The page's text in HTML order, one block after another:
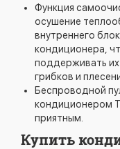
Функция
осушение
внутреннего
кондиционера,
поддерживать
грибков и
Беспроводной
кондиционером
приятным.
Купить